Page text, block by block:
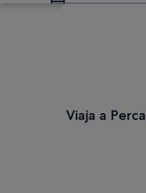
Viaja a Perca